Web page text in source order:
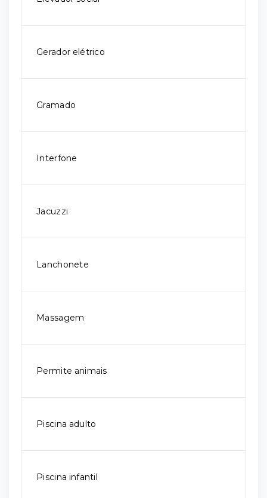
Gerador elétrico
Gramado
Interfone
Jacuzzi
Lanchonete
Massagem
Permite animais
Piscina adulto
Piscina infantil